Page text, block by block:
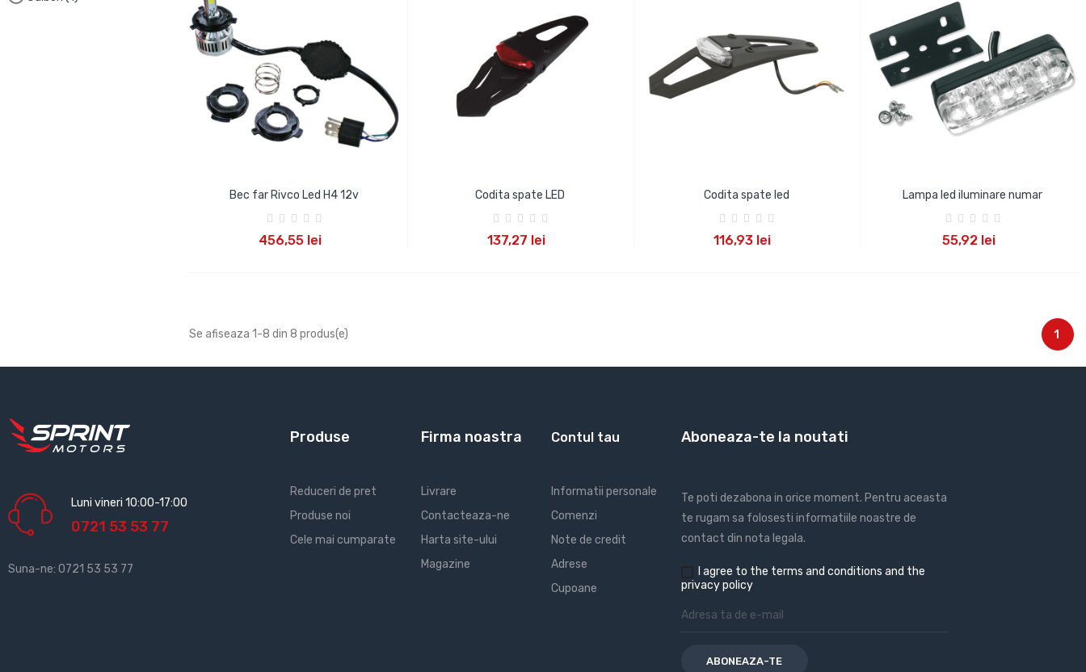
Bec far Rivco Led H4 12v
456,55 lei
Codita spate LED
137,27 lei
Codita spate led
116,93 lei
Lampa led iluminare numar
55,92 lei
Se afiseaza 1-8 din 8 produs(e) 1
Luni vineri 10:00-17:00
0721 53 53 77
Suna-ne: 0721 53 53 77
Produse
Reduceri de pret
Produse noi
Cele mai cumparate
Firma noastra
Livrare
Contacteaza-ne
Harta site-ului
Magazine
Contul tau
Informatii personale
Comenzi
Note de credit
Adrese
Cupoane
Aboneaza-te la noutati
Te poti dezabona in orice moment. Pentru aceasta
te rugam sa folosesti informatiile noastre de
contact din nota legala.
agree to the terms and conditions and the
privacy policy